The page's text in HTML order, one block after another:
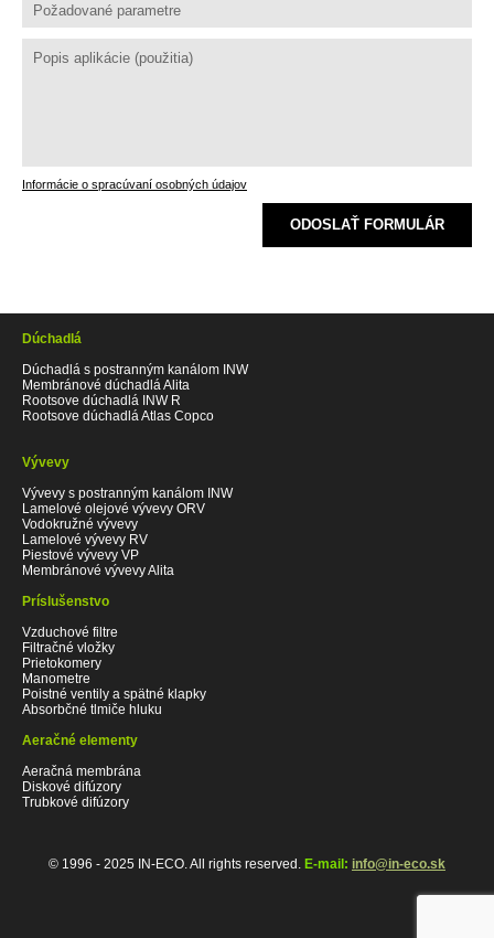
Informácie o spracúvaní osobných údajov
ODOSLAŤ FORMULÁR
Dúchadlá
Dúchadlá s postranným kanálom INW
Membránové dúchadlá Alita
Rootsove dúchadlá INW R
Rootsove dúchadlá Atlas Copco
Vývevy
Vývevy s postranným kanálom INW
Lamelové olejové vývevy ORV
Vodokružné vývevy
Lamelové vývevy RV
Piestové vývevy VP
Membránové vývevy Alita
Príslušenstvo
Vzduchové filtre
Filtračné vložky
Prietokomery
Manometre
Poistné ventily a spätné klapky
Absorbčné tlmiče hluku
Aeračné elementy
Aeračná membrána
Diskové difúzory
Trubkové difúzory
© 1996 - 2025 IN-ECO. All rights reserved. E-mail: info@in-eco.sk